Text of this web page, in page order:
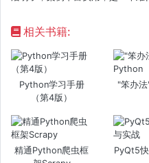
相关书籍:
Python学习手册
（第4版）
"笨办
精通Python爬虫框
PyQt5